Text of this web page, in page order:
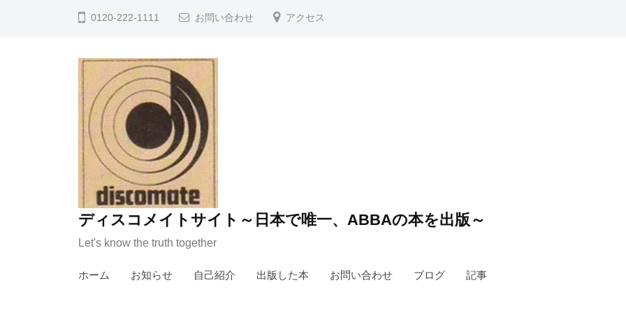
0120-222-1111 お問い合わせ アクセス
ディスコメイトサイト～日本で唯一、ABBAの本を出版～
Let's know the truth together
ホーム お知らせ 自己紹介 出版した本 お問い合わせ ブログ 記事